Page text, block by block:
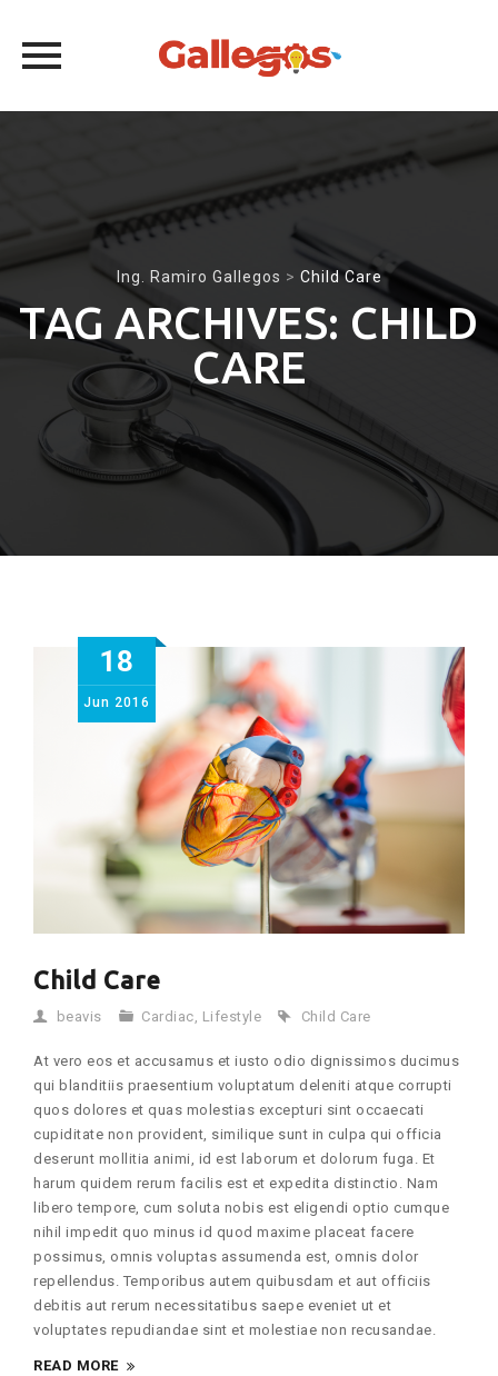
Ing. Ramiro Gallegos > Child Care
TAG ARCHIVES: CHILD
CARE
18
Jun 2016
Child Care
beavis Cardiac, Lifestyle Child Care
At vero eos et accusamus et iusto odio dignissimos ducimus
qui blanditiis praesentium voluptatum deleniti atque corrupti
quos dolores et quas molestias excepturi sint occaecati
cupiditate non provident, similique sunt in culpa qui officia
deserunt mollitia animi, id est laborum et dolorum fuga. Et
harum quidem rerum facilis est et expedita distinctio. Nam
libero tempore, cum soluta nobis est eligendi optio cumque
nihil impedit quo minus id quod maxime placeat facere
possimus, omnis voluptas assumenda est, omnis dolor
repellendus. Temporibus autem quibusdam et aut officiis
debitis aut rerum necessitatibus saepe eveniet ut et
voluptates repudiandae sint et molestiae non recusandae.
READ MORE